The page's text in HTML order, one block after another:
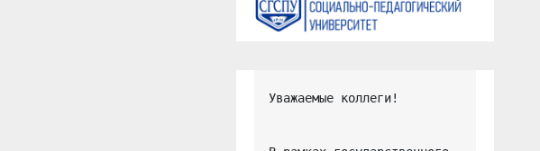
Уважаемые коллеги!